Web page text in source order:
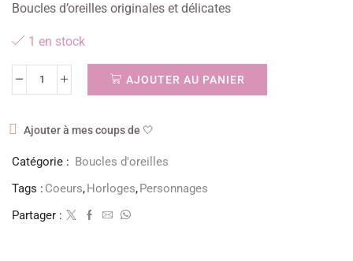
Boucles d’oreilles originales et délicates
1 en stock
AJOUTER AU PANIER
Ajouter à mes coups de 🤍
Catégorie : Boucles d'oreilles
Tags : Coeurs,Horloges,Personnages
Partager :